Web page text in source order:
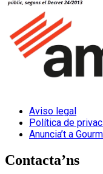
Aviso legal
Política de
Anuncia’t a
Contacta’ns